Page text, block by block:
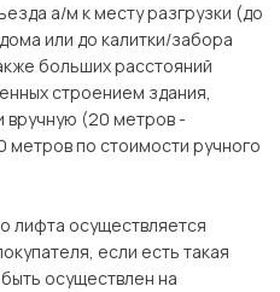
а/м к месту разгрузки (до
или до калитки/забора
больших расстояний
строением здания,
вручную (20 метров -
метров по стоимости ручного
лифта осуществляется
если есть такая
осуществлен на